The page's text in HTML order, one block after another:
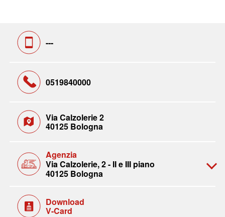
---
0519840000
Via Calzolerie 2
40125 Bologna
Agenzia
Via Calzolerie, 2 - II e III piano
40125 Bologna
Download
V-Card